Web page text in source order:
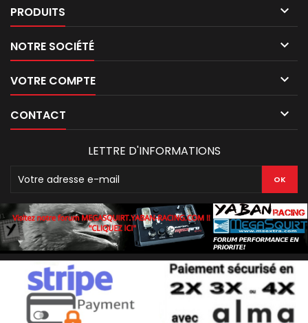
PRODUITS 
NOTRE SOCIÉTÉ 
VOTRE COMPTE 
CONTACT 
LETTRE D'INFORMATIONS